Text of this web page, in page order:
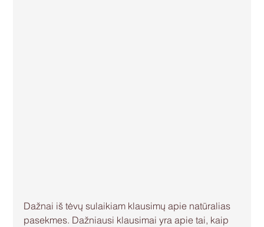
Dažnai iš tėvų sulaikiam klausimų apie natūralias
pasekmes. Dažniausi klausimai yra apie tai, kaip